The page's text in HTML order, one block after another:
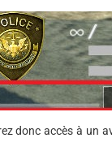
donc accès à un